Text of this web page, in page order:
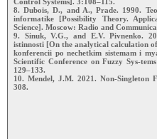
8. Dubois, D., and A., Prade. 1990.
informatike [Possibility Theory.
Science]. Moscow: Radio and
9. Sinuk, V.G., and E.V. Pivnenko.
istinnosti [On the analytical calculation
konferencii po nechetkim sistemam i
Scientific Conference on Fuzzy Sys-
129–133.
10. Mendel, J.M. 2021. Non-Singleton
308.